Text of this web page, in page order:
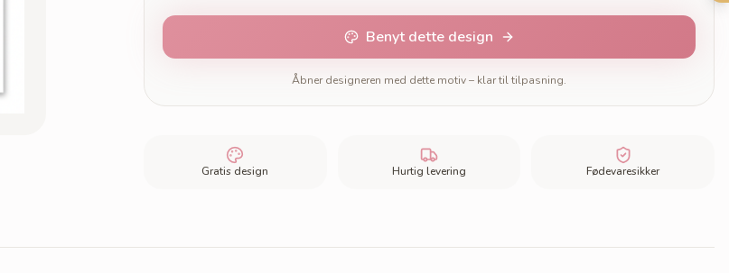
Benyt dette design
Åbner designeren med dette motiv – klar til tilpasning.
Gratis design Hurtig levering Fødevaresikker